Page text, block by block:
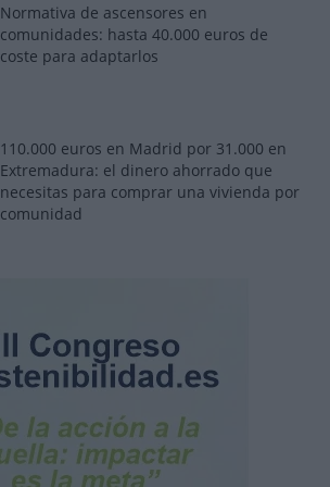
Normativa de ascensores en
comunidades: hasta 40.000 euros de
coste para adaptarlos
110.000 euros en Madrid por 31.000 en
Extremadura: el dinero ahorrado que
necesitas para comprar una vivienda por
comunidad